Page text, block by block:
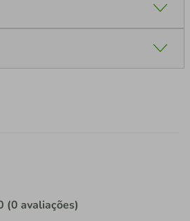
(0 avaliações)